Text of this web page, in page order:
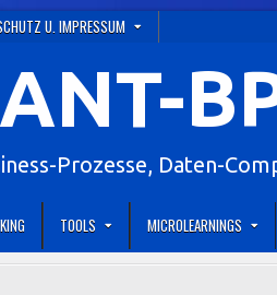
U. IMPRESSUM
Prozesse, Daten-
TOOLS MICROLEARNINGS